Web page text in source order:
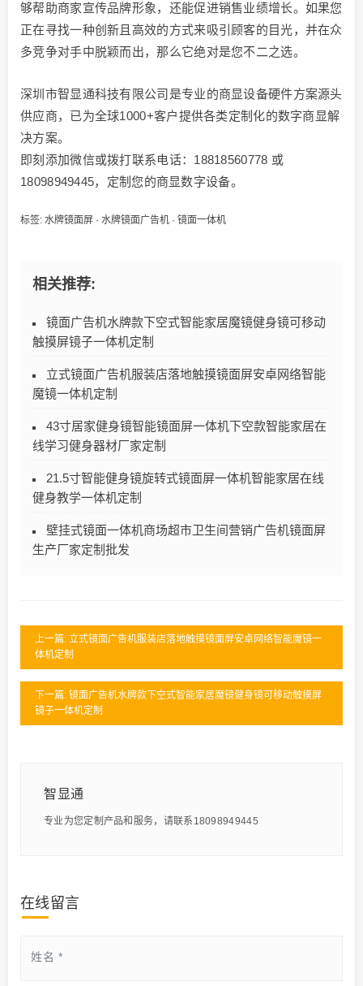
够帮助商家宣传品牌形象，还能促进销售业绩增长。如果您
正在寻找一种创新且高效的方式来吸引顾客的目光，并在众
多竞争对手中脱颖而出，那么它绝对是您不二之选。
深圳市智显通科技有限公司是专业的商显设备硬件方案源头
供应商，已为全球1000+客户提供各类定制化的数字商显解
决方案。
即刻添加微信或拨打联系电话：18818560778 或
18098949445，定制您的商显数字设备。
标签: 水牌镜面屏 · 水牌镜面广告机 · 镜面一体机
相关推荐:
镜面广告机水牌款下空式智能家居魔镜健身镜可移动
触摸屏镜子一体机定制
立式镜面广告机服装店落地触摸镜面屏安卓网络智能
魔镜一体机定制
43寸居家健身镜智能镜面屏一体机下空款智能家居在
线学习健身器材厂家定制
21.5寸智能健身镜旋转式镜面屏一体机智能家居在线
健身教学一体机定制
壁挂式镜面一体机商场超市卫生间营销广告机镜面屏
生产厂家定制批发
上一篇: 立式镜面广告机服装店落地触摸镜面屏安卓网络智能魔镜一
体机定制
下一篇: 镜面广告机水牌款下空式智能家居魔镜健身镜可移动触摸屏
镜子一体机定制
智显通
专业为您定制产品和服务，请联系18098949445
在线留言